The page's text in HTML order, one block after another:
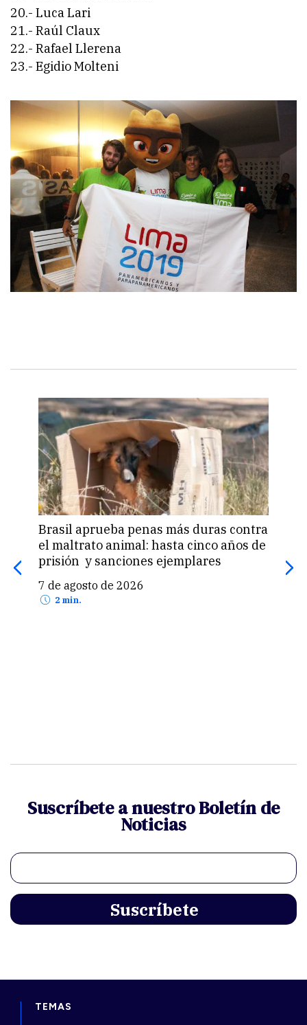
20.- Luca Lari
21.- Raúl Claux
22.- Rafael Llerena
23.- Egidio Molteni
Brasil aprueba penas más duras contra
el maltrato animal: hasta cinco años de
prisión y sanciones ejemplares
7 de agosto de 2026
2 min.
Suscríbete a nuestro Boletín de
Noticias
TEMAS